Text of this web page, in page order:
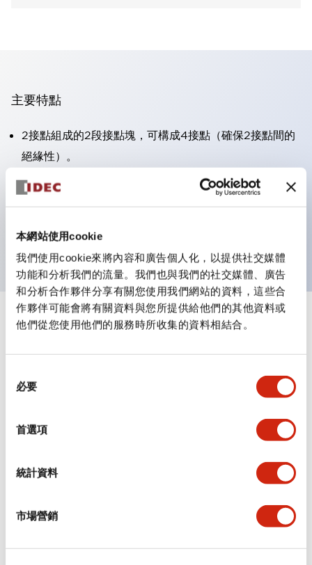
本網站使用cookie
我們使用cookie來將內容和廣告個人化，以提供社交媒體
功能和分析我們的流量。我們也與我們的社交媒體、廣告
和分析合作夥伴分享有關您使用我們網站的資料，這些合
作夥伴可能會將有關資料與您所提供給他們的其他資料或
他們從您使用他們的服務時所收集的資料相結合。
必要
首選項
統計資料
市場營銷
主要特點
2接點組成的2段接點塊，可構成4接點（確保2接點間的
絕緣性）。
面板深度39.9mm（※11段接點塊）、59.9mm（※22段
接點塊）。可實現省空間設計。
防護結構
規格
審美規範
環境規範
功能規格
機械規格